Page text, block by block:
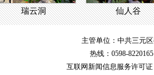
瑞云洞 仙人谷
主管单位：中共三元
热线：0598-
互联网新闻信息服务许可证